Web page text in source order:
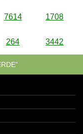
7614 1708
264 3442